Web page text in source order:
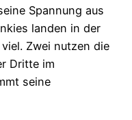
Spannung aus
landen in der
Zwei nutzen die
Dritte im
seine